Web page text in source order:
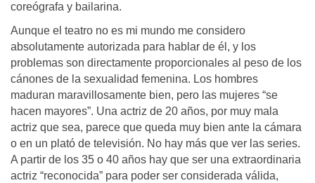
coreógrafa y bailarina.
Aunque el teatro no es mi mundo me considero
absolutamente autorizada para hablar de él, y los
problemas son directamente proporcionales al peso de los
cánones de la sexualidad femenina. Los hombres
maduran maravillosamente bien, pero las mujeres “se
hacen mayores”. Una actriz de 20 años, por muy mala
actriz que sea, parece que queda muy bien ante la cámara
o en un plató de televisión. No hay más que ver las series.
A partir de los 35 o 40 años hay que ser una extraordinaria
actriz “reconocida” para poder ser considerada válida,